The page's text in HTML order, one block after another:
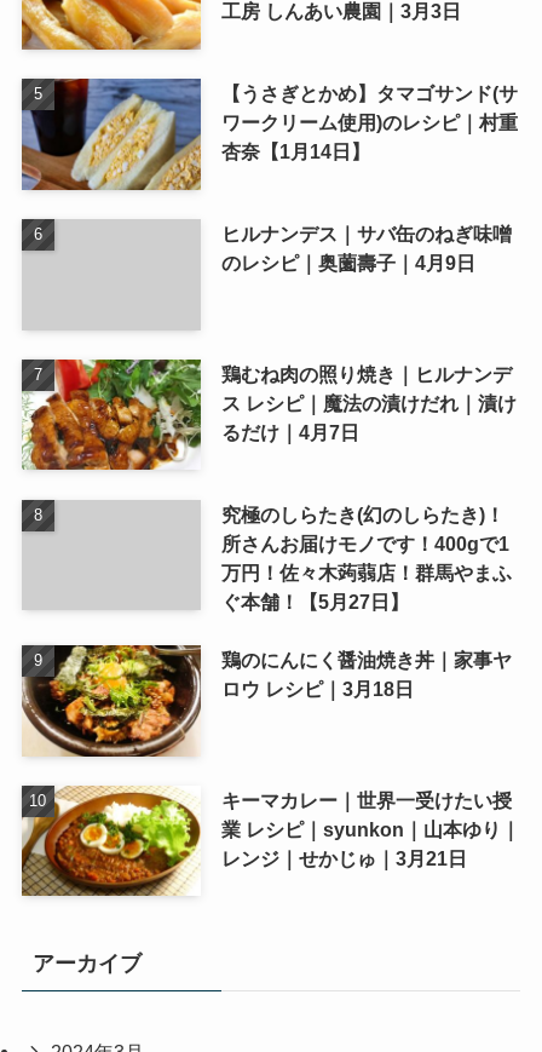
工房 しんあい農園｜3月3日
【うさぎとかめ】タマゴサンド(サ
ワークリーム使用)のレシピ｜村重
杏奈【1月14日】
ヒルナンデス｜サバ缶のねぎ味噌
のレシピ｜奥薗壽子｜4月9日
鶏むね肉の照り焼き｜ヒルナンデ
ス レシピ｜魔法の漬けだれ｜漬け
るだけ｜4月7日
究極のしらたき(幻のしらたき)！
所さんお届けモノです！400gで1
万円！佐々木蒟蒻店！群馬やまふ
ぐ本舗！【5月27日】
鶏のにんにく醤油焼き丼｜家事ヤ
ロウ レシピ｜3月18日
キーマカレー｜世界一受けたい授
業 レシピ｜syunkon｜山本ゆり｜
レンジ｜せかじゅ｜3月21日
アーカイブ